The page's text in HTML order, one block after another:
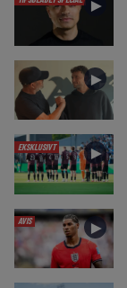
►
►
EKSKLUSIVT ►
AVIS ►